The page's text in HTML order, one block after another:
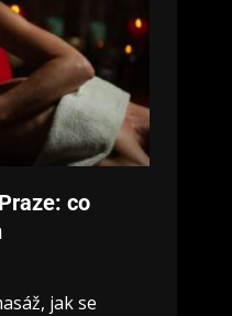
co
jak se